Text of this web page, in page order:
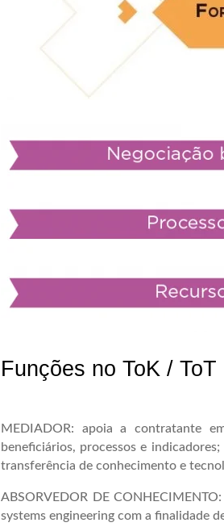
Funções no ToK / ToT
MEDIADOR: apoia a contratante
beneficiários, processos e
transferência de conhecimento e
ABSORVEDOR DE
systems engineering com a finalidade